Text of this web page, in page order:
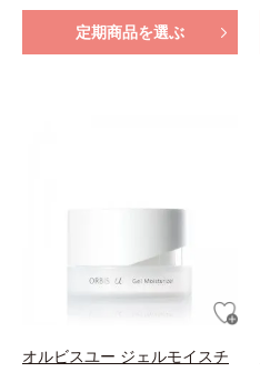
定期商品を選ぶ
オルビスユー ジェルモイスチ